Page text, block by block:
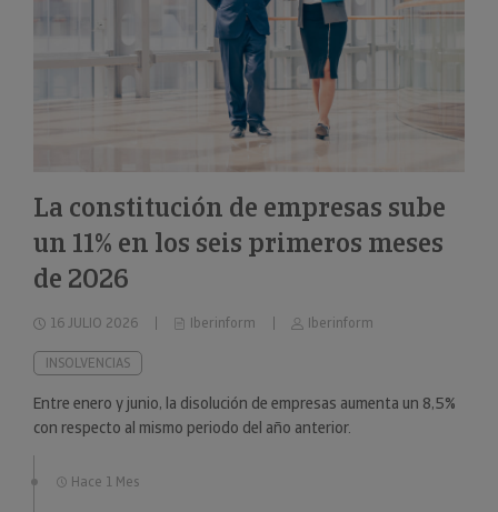
La constitución de empresas sube
un 11% en los seis primeros meses
de 2026
16 JULIO 2026 Iberinform Iberinform
INSOLVENCIAS
Entre enero y junio, la disolución de empresas aumenta un 8,5%
con respecto al mismo periodo del año anterior.
Hace 1 Mes